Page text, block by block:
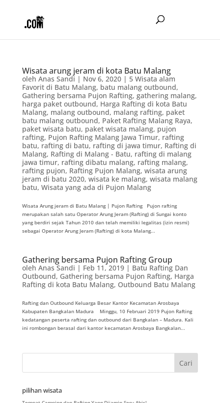
Wisata arung jeram di kota Batu Malang
oleh Anas Sandi | Nov 6, 2020| 5 Wisata alam
Favorit di Batu Malang, batu malang outbound,
Gathering bersama Pujon Rafting, gathering malang,
harga paket outbound, Harga Rafting di kota Batu
Malang, malang outbound, malang rafting, paket
batu malang outbound, Paket Rafting Malang Raya,
paket wisata batu, paket wisata malang, pujon
rafting, Pujon Rafting Malang Jawa Timur, rafting
batu, rafting di batu, rafting di jawa timur, Rafting di
Malang, Rafting di Malang - Batu, rafting di malang
jawa timur, rafting dibatu malang, rafting malang,
rafting pujon, Rafting Pujon Malang, wisata arung
jeram di batu 2020, wisata ke malang, wisata malang
batu, Wisata yang ada di Pujon Malang
Wisata Arung jeram di Batu Malang | Pujon Rafting Pujon rafting
merupakan salah satu Operator Arung Jeram (Rafting) di Sungai konto
yang berdiri sejak Tahun 2010 dan telah memiliki legalitas (izin resmi)
sebagai Operator Arung Jeram (Rafting) di kota Malang...
Gathering bersama Pujon Rafting Group
oleh Anas Sandi | Feb 11, 2019| Batu Rafting Dan
Outbound, Gathering bersama Pujon Rafting, Harga
Rafting di kota Batu Malang, Outbound Batu Malang
Rafting dan Outbound Keluarga Besar Kantor Kecamatan Arosbaya
Kabupaten Bangkalan Madura Minggu, 10 Februari 2019 Pujon Rafting
kedatangan peserta rafting dan outbound dari Bangkalan – Madura. Kali
ini rombongan berasal dari kantor kecamatan Arosbaya Bangkalan...
pilihan wisata